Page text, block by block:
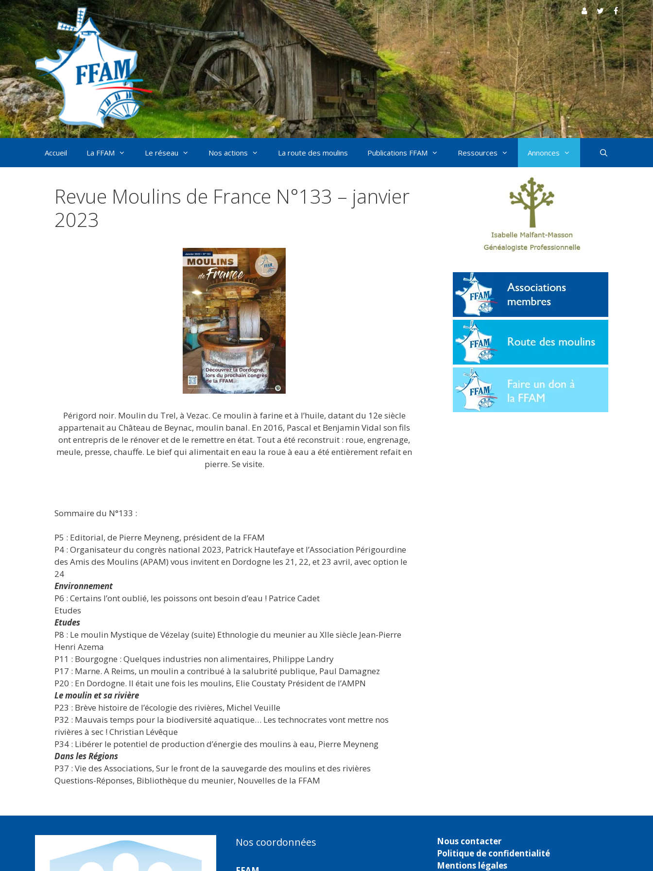
Aller
au
contenu
Accueil La FFAM Le réseau Nos actions La route des moulins Publications FFAM Ressources Annonces
Revue Moulins de France N°133 – janvier
2023
Périgord noir. Moulin du Trel, à Vezac. Ce moulin à farine et à l’huile, datant du 12e siècle
appartenait au Château de Beynac, moulin banal. En 2016, Pascal et Benjamin Vidal son fils
ont entrepris de le rénover et de le remettre en état. Tout a été reconstruit : roue, engrenage,
meule, presse, chauffe. Le bief qui alimentait en eau la roue à eau a été entièrement refait en
pierre. Se visite.
Sommaire du N°133 :
P5 : Editorial, de Pierre Meyneng, président de la FFAM
P4 : Organisateur du congrès national 2023, Patrick Hautefaye et l’Association Périgourdine
des Amis des Moulins (APAM) vous invitent en Dordogne les 21, 22, et 23 avril, avec option le
24
Environnement
P6 : Certains l’ont oublié, les poissons ont besoin d’eau ! Patrice Cadet
Etudes
Etudes
P8 : Le moulin Mystique de Vézelay (suite) Ethnologie du meunier au XIIe siècle Jean-Pierre
Henri Azema
P11 : Bourgogne : Quelques industries non alimentaires, Philippe Landry
P17 : Marne. A Reims, un moulin a contribué à la salubrité publique, Paul Damagnez
P20 : En Dordogne. Il était une fois les moulins, Elie Coustaty Président de l’AMPN
Le moulin et sa rivière
P23 : Brève histoire de l’écologie des rivières, Michel Veuille
P32 : Mauvais temps pour la biodiversité aquatique… Les technocrates vont mettre nos
rivières à sec ! Christian Lévêque
P34 : Libérer le potentiel de production d’énergie des moulins à eau, Pierre Meyneng
Dans les Régions
P37 : Vie des Associations, Sur le front de la sauvegarde des moulins et des rivières
Questions-Réponses, Bibliothèque du meunier, Nouvelles de la FFAM
Nos coordonnées
Nous contacter
Politique de confidentialité
Mentions légales